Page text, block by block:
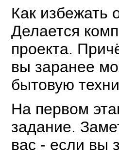
Как избежать
Делается
проекта.
вы заранее
бытовую
На первом
задание.
вас - если вы